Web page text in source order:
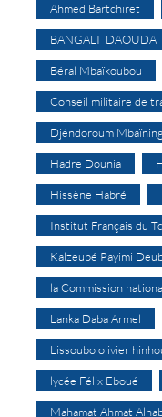
Ahmed Bartchiret
BANGALI DAOUDA
Béral Mbaïkoubou
Conseil militaire de
Djéndoroum
Hadre Dounia
Hissène Habré
Institut Français du
Kalzeubé Payimi
la Commission
Lanka Daba Armel
Lissoubo olivier
lycée Félix Eboué
Mahamat Ahmat